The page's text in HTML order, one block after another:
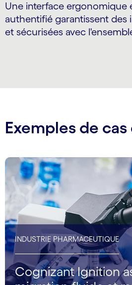
Une interface ergonomique
authentifié garantissent des
et sécurisées avec
Exemples de
INDUSTRIE PHARMACEUTIQUE
Cognizant Ignition